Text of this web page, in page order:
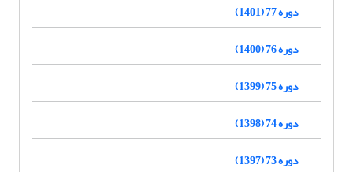
دوره 77 (1401)
دوره 76 (1400)
دوره 75 (1399)
دوره 74 (1398)
دوره 73 (1397)